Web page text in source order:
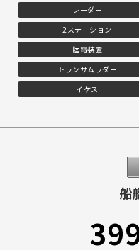
レーダー
2ステーション
陸電装置
トランサムラダー
イケス
船